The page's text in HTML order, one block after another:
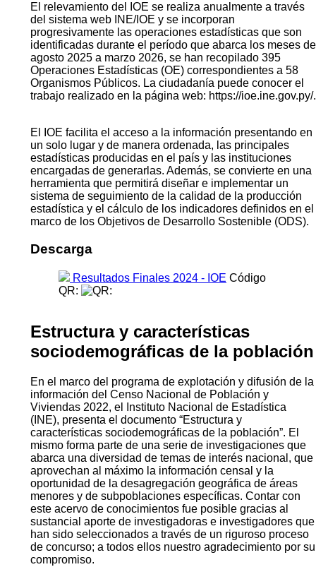
El relevamiento del IOE se realiza anualmente a través
del sistema web INE/IOE y se incorporan
progresivamente las operaciones estadísticas que son
identificadas durante el período que abarca los meses de
agosto 2025 a marzo 2026, se han recopilado 395
Operaciones Estadísticas (OE) correspondientes a 58
Organismos Públicos. La ciudadanía puede conocer el
trabajo realizado en la página web: https://ioe.ine.gov.py/.
El IOE facilita el acceso a la información presentando en
un solo lugar y de manera ordenada, las principales
estadísticas producidas en el país y las instituciones
encargadas de generarlas. Además, se convierte en una
herramienta que permitirá diseñar e implementar un
sistema de seguimiento de la calidad de la producción
estadística y el cálculo de los indicadores definidos en el
marco de los Objetivos de Desarrollo Sostenible (ODS).
Descarga
Resultados Finales 2024 - IOE Código
QR:
Estructura y características
sociodemográficas de la población
En el marco del programa de explotación y difusión de la
información del Censo Nacional de Población y
Viviendas 2022, el Instituto Nacional de Estadística
(INE), presenta el documento “Estructura y
características sociodemográficas de la población”. El
mismo forma parte de una serie de investigaciones que
abarca una diversidad de temas de interés nacional, que
aprovechan al máximo la información censal y la
oportunidad de la desagregación geográfica de áreas
menores y de subpoblaciones específicas. Contar con
este acervo de conocimientos fue posible gracias al
sustancial aporte de investigadoras e investigadores que
han sido seleccionados a través de un riguroso proceso
de concurso; a todos ellos nuestro agradecimiento por su
compromiso.